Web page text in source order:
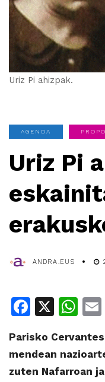
Uriz Pi ahizpak.
AGENDA
Uriz Pi
ANDRA.EUS
X
Parisko
mendean
zuten Nafarroan